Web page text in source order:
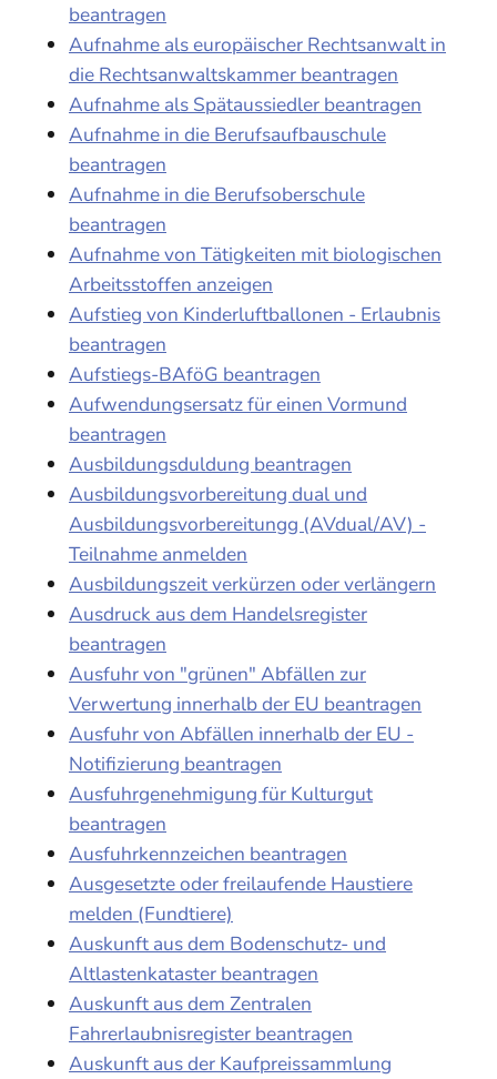
beantragen
Aufnahme als europäischer Rechtsanwalt in
die Rechtsanwaltskammer beantragen
Aufnahme als Spätaussiedler beantragen
Aufnahme in die Berufsaufbauschule
beantragen
Aufnahme in die Berufsoberschule
beantragen
Aufnahme von Tätigkeiten mit biologischen
Arbeitsstoffen anzeigen
Aufstieg von Kinderluftballonen - Erlaubnis
beantragen
Aufstiegs-BAföG beantragen
Aufwendungsersatz für einen Vormund
beantragen
Ausbildungsduldung beantragen
Ausbildungsvorbereitung dual und
Ausbildungsvorbereitungg (AVdual/AV) -
Teilnahme anmelden
Ausbildungszeit verkürzen oder verlängern
Ausdruck aus dem Handelsregister
beantragen
Ausfuhr von "grünen" Abfällen zur
Verwertung innerhalb der EU beantragen
Ausfuhr von Abfällen innerhalb der EU -
Notifizierung beantragen
Ausfuhrgenehmigung für Kulturgut
beantragen
Ausfuhrkennzeichen beantragen
Ausgesetzte oder freilaufende Haustiere
melden (Fundtiere)
Auskunft aus dem Bodenschutz- und
Altlastenkataster beantragen
Auskunft aus dem Zentralen
Fahrerlaubnisregister beantragen
Auskunft aus der Kaufpreissammlung